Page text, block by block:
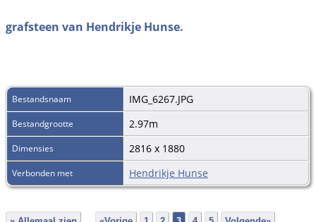
grafsteen van Hendrikje Hunse.
Bestandsnaam IMG_6267.JPG
Bestandgrootte 2.97m
Dimensies 2816 x 1880
Verbonden met Hendrikje Hunse